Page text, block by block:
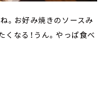
。お好み焼きのソースみ
くなる！うん。やっぱ食べ